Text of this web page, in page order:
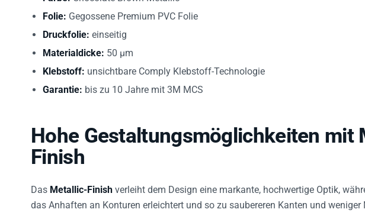
Folie: Gegossene Premium PVC Folie
Druckfolie: einseitig
Materialdicke: 50 µm
Klebstoff: unsichtbare Comply Klebstoff-Technologie
Garantie: bis zu 10 Jahre mit 3M MCS
Hohe Gestaltungsmöglichkeiten mit
Finish
Das Metallic-Finish verleiht dem Design eine markante, hochwertige Optik,
das Anhaften an Konturen erleichtert und so zu saubereren Kanten und weniger